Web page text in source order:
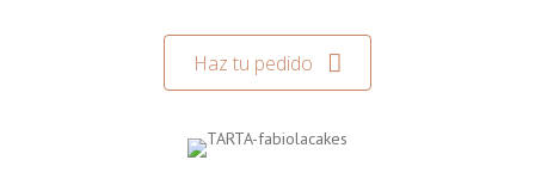
Haz tu pedido